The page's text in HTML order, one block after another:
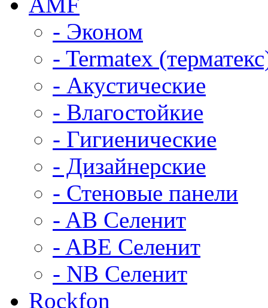
- Эконом
- Termatex
- Акустические
- Влагостойкие
- Гигиенические
- Дизайнерские
- Стеновые панели
- AB Селенит
- ABE Селенит
- NB Селенит
Rockfon